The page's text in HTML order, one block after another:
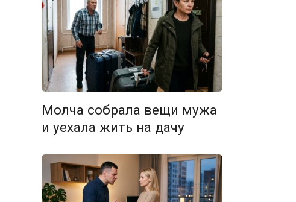
Молча собрала вещи мужа
и уехала жить на дачу